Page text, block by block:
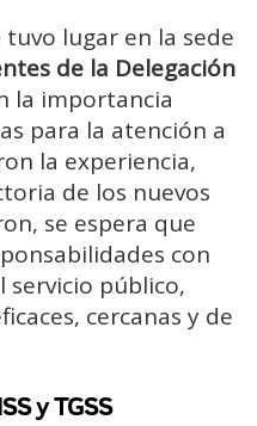
lugar en la sede
de la Delegación
la importancia
para la atención a
la experiencia,
de los nuevos
se espera que
con
público,
cercanas y de
y TGSS